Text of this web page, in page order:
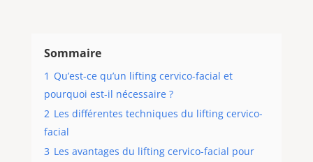
Sommaire
1 Qu’est-ce qu’un lifting cervico-facial et
pourquoi est-il nécessaire ?
2 Les différentes techniques du lifting cervico-
facial
3 Les avantages du lifting cervico-facial pour